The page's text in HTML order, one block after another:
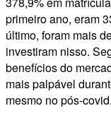
primeiro ano, eram
último, foram mais
investiram nisso.
benefícios do
mais palpável
mesmo no pós-covid.